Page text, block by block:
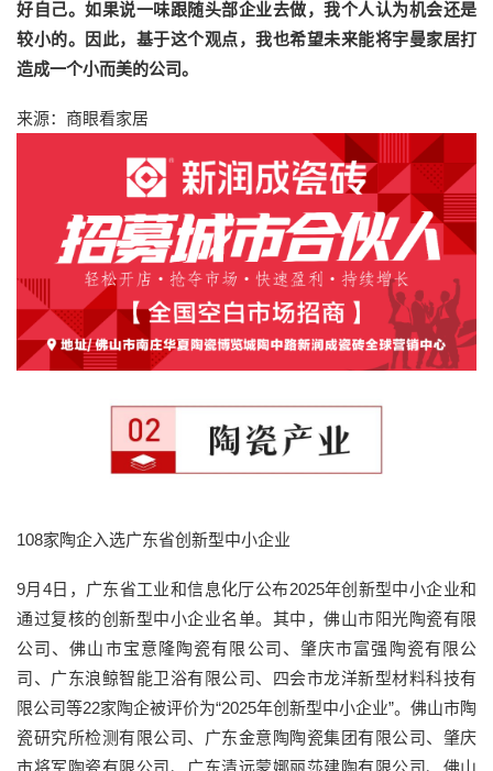
好自己。如果说一味跟随头部企业去做，我个人认为机会还是
较小的。因此，基于这个观点，我也希望未来能将宇曼家居打
造成一个小而美的公司。
来源：商眼看家居
108家陶企入选广东省创新型中小企业
9月4日，广东省工业和信息化厅公布2025年创新型中小企业和
通过复核的创新型中小企业名单。其中，佛山市阳光陶瓷有限
公司、佛山市宝意隆陶瓷有限公司、肇庆市富强陶瓷有限公
司、广东浪鲸智能卫浴有限公司、四会市龙洋新型材料科技有
限公司等22家陶企被评价为“2025年创新型中小企业”。佛山市陶
瓷研究所检测有限公司、广东金意陶陶瓷集团有限公司、肇庆
市将军陶瓷有限公司、广东清远蒙娜丽莎建陶有限公司、佛山